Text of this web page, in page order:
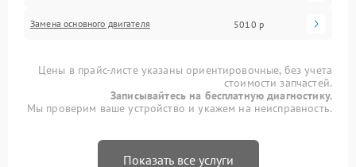
Замена основного двигателя 5010 р
Цены в прайс-листе указаны ориентировочные, без учета
стоимости запчастей.
Записывайтесь на бесплатную диагностику.
Мы проверим ваше устройство и укажем на неисправность.
Показать все услуги